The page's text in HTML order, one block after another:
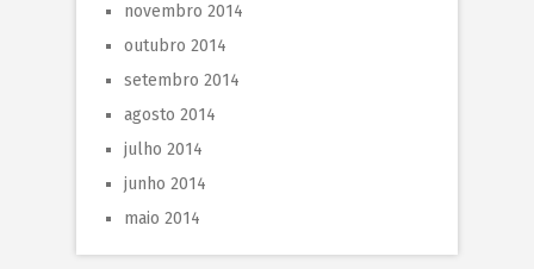
novembro 2014
outubro 2014
setembro 2014
agosto 2014
julho 2014
junho 2014
maio 2014